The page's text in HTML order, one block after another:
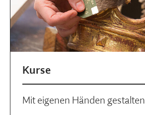
Kurse
Mit eigenen Händen gestalten